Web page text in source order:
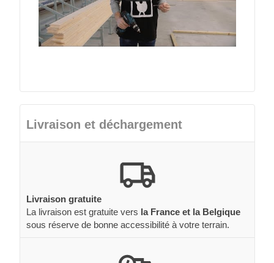
Livraison et déchargement
Livraison gratuite
La livraison est gratuite vers la France et la Belgique
sous réserve de bonne accessibilité à votre terrain.